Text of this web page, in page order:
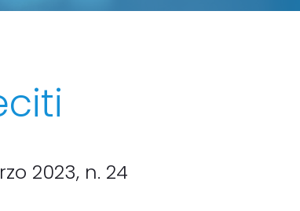
2023, n. 24